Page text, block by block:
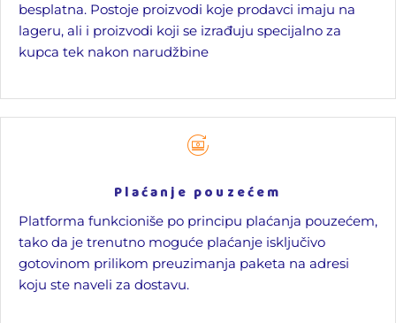
besplatna. Postoje proizvodi koje prodavci imaju na
lageru, ali i proizvodi koji se izrađuju specijalno za
kupca tek nakon narudžbine
Plaćanje pouzećem
Platforma funkcioniše po principu plaćanja pouzećem,
tako da je trenutno moguće plaćanje isključivo
gotovinom prilikom preuzimanja paketa na adresi
koju ste naveli za dostavu.